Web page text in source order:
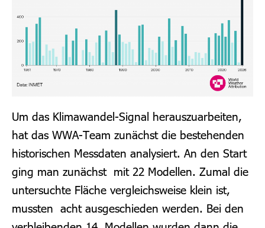
Um das Klimawandel-Signal herauszuarbeiten,
hat das WWA-Team zunächst die bestehenden
historischen Messdaten analysiert. An den Start
ging man zunächst mit 22 Modellen. Zumal die
untersuchte Fläche vergleichsweise klein ist,
mussten acht ausgeschieden werden. Bei den